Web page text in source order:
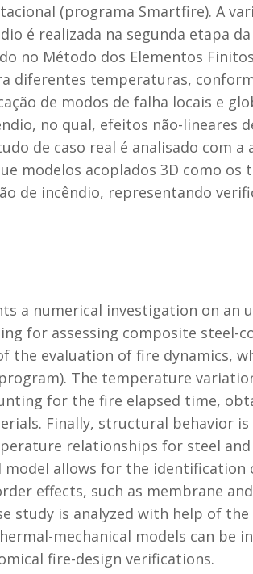
(programa Smartfire). A
é realizada na segunda etapa
no Método dos Elementos
diferentes temperaturas,
de modos de falha locais e
no qual, efeitos não-lineares
de caso real é analisado com
modelos acoplados 3D como
de incêndio, representando
a numerical investigation on
for assessing composite
the evaluation of fire dynamics,
The temperature
for the fire elapsed time,
Finally, structural behavior
relationships for steel
model allows for the
effects, such as membrane
study is analyzed with help of
mechanical models can
fire-design verifications.